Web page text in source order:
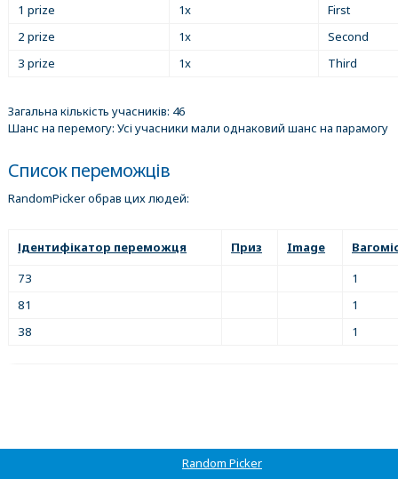
1 prize
1x
First
2 prize
1x
Second
3 prize
1x Third
Загальна кількість учасників: 46
Шанс на перемогу: Усі учасники мали однаковий шанс на парамогу
Список переможців
RandomPicker обрав цих людей:
Ідентифікатор переможця Приз Image
73
1
81
1
38
1
Random Picker